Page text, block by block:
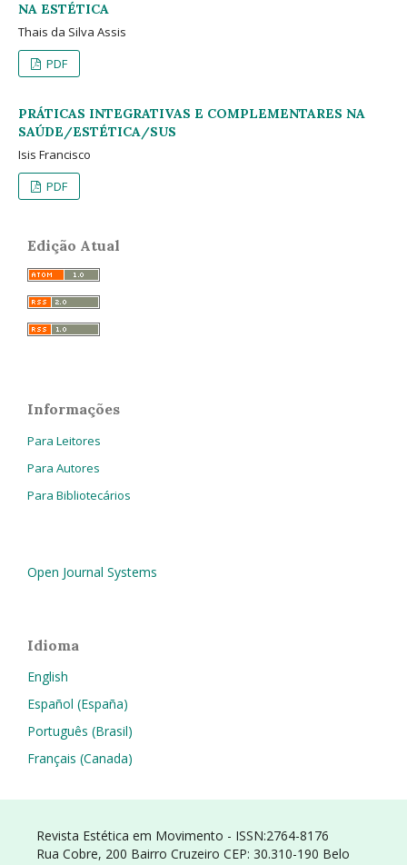
NA ESTÉTICA
Thais da Silva Assis
PDF
PRÁTICAS INTEGRATIVAS E COMPLEMENTARES NA
SAÚDE/ESTÉTICA/SUS
Isis Francisco
PDF
Edição Atual
Informações
Para Leitores
Para Autores
Para Bibliotecários
Open Journal Systems
Idioma
English
Español (España)
Português (Brasil)
Français (Canada)
Revista Estética em Movimento - ISSN:2764-8176
Rua Cobre, 200 Bairro Cruzeiro CEP: 30.310-190 Belo